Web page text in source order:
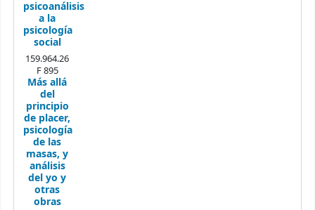
psicoanálisis
a la
psicología
social
159.964.26
F 895
Más allá
del
principio
de placer,
psicología
de las
masas, y
análisis
del yo y
otras
obras